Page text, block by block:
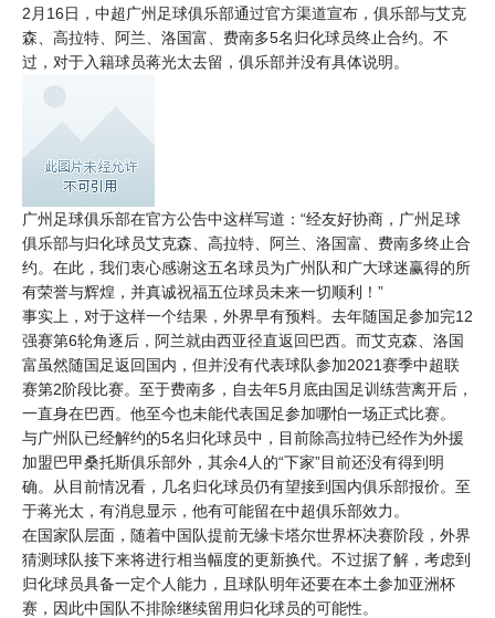
2月16日，中超广州足球俱乐部通过官方渠道宣布，俱乐部与艾克
森、高拉特、阿兰、洛国富、费南多5名归化球员终止合约。不
过，对于入籍球员蒋光太去留，俱乐部并没有具体说明。
广州足球俱乐部在官方公告中这样写道：“经友好协商，广州足球
俱乐部与归化球员艾克森、高拉特、阿兰、洛国富、费南多终止合
约。在此，我们衷心感谢这五名球员为广州队和广大球迷赢得的所
有荣誉与辉煌，并真诚祝福五位球员未来一切顺利！”
事实上，对于这样一个结果，外界早有预料。去年随国足参加完12
强赛第6轮角逐后，阿兰就由西亚径直返回巴西。而艾克森、洛国
富虽然随国足返回国内，但并没有代表球队参加2021赛季中超联
赛第2阶段比赛。至于费南多，自去年5月底由国足训练营离开后，
一直身在巴西。他至今也未能代表国足参加哪怕一场正式比赛。
与广州队已经解约的5名归化球员中，目前除高拉特已经作为外援
加盟巴甲桑托斯俱乐部外，其余4人的“下家”目前还没有得到明
确。从目前情况看，几名归化球员仍有望接到国内俱乐部报价。至
于蒋光太，有消息显示，他有可能留在中超俱乐部效力。
在国家队层面，随着中国队提前无缘卡塔尔世界杯决赛阶段，外界
猜测球队接下来将进行相当幅度的更新换代。不过据了解，考虑到
归化球员具备一定个人能力，且球队明年还要在本土参加亚洲杯
赛，因此中国队不排除继续留用归化球员的可能性。